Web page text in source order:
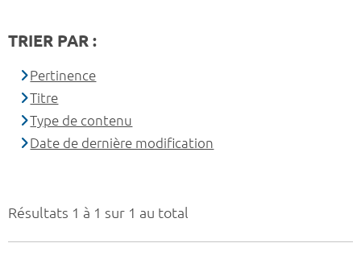
Résultats 1 à 1 sur 1 au total
TRIER PAR :
Pertinence
Titre
Type de contenu
Date de dernière modification